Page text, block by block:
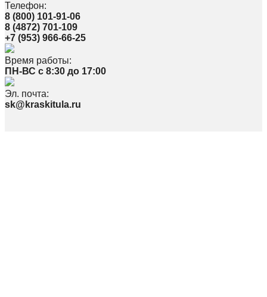
Телефон:
8 (800) 101-91-06
8 (4872) 701-109
+7 (953) 966-66-25
Время работы:
ПН-ВС с 8:30 до 17:00
Эл. почта:
sk@kraskitula.ru